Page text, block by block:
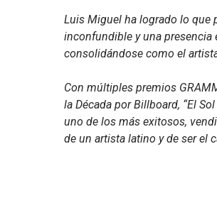
Luis Miguel ha logrado lo que
inconfundible y una presencia
consolidándose como el
Con múltiples premios
la Década por Billboard, “El
uno de los más exitosos,
de un artista latino y de ser el